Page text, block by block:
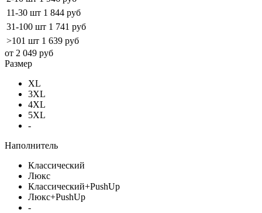
11-30 шт 1 844 руб
31-100 шт 1 741 руб
>101 шт 1 639 руб
от 2 049 руб
Размер
XL
3XL
4XL
5XL
-
Наполнитель
Классический
Люкс
Классический+PushUp
Люкс+PushUp
-